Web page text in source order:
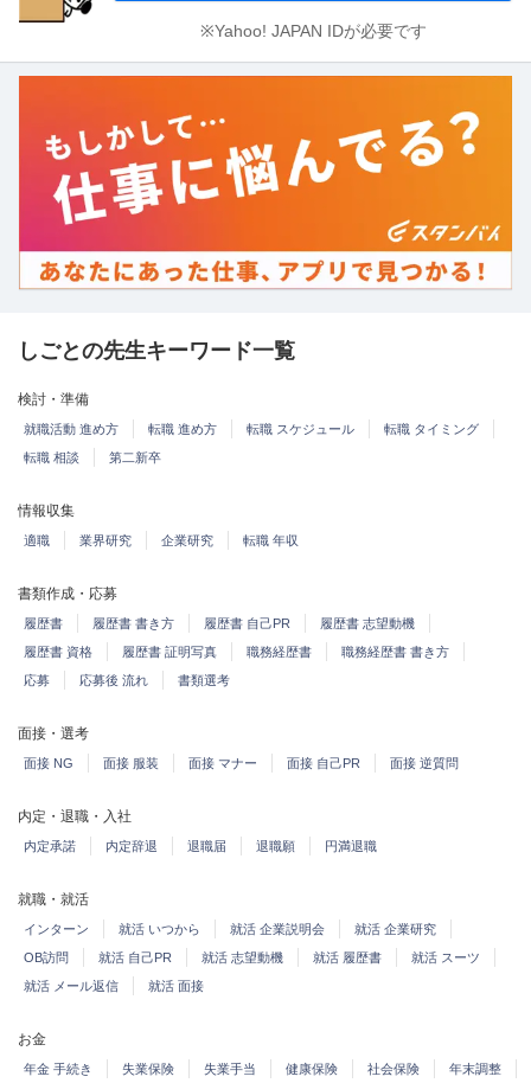
※Yahoo! JAPAN IDが必要です
しごとの先生キーワード一覧
検討・準備
就職活動 進め方 転職 進め方 転職 スケジュール
転職 タイミング
転職 相談
第二新卒
情報収集
適職 業界研究 企業研究 転職 年収
書類作成・応募
履歴書 履歴書 書き方 履歴書 自己PR
履歴書 志望動機
履歴書 資格
履歴書 証明写真 職務経歴書
職務経歴書 書き方
応募
応募後 流れ 書類選考
面接・選考
面接 NG 面接 服装 面接 マナー 面接 自己PR 面接 逆質問
内定・退職・入社
内定承諾 内定辞退 退職届 退職願 円満退職
就職・就活
インターン 就活 いつから 就活 企業説明会
就活 企業研究
OB訪問
就活 自己PR 就活 志望動機 就活 履歴書
就活 スーツ
就活 メール返信
就活 面接
お金
年金 手続き 失業保険 失業手当 健康保険 社会保険
年末調整